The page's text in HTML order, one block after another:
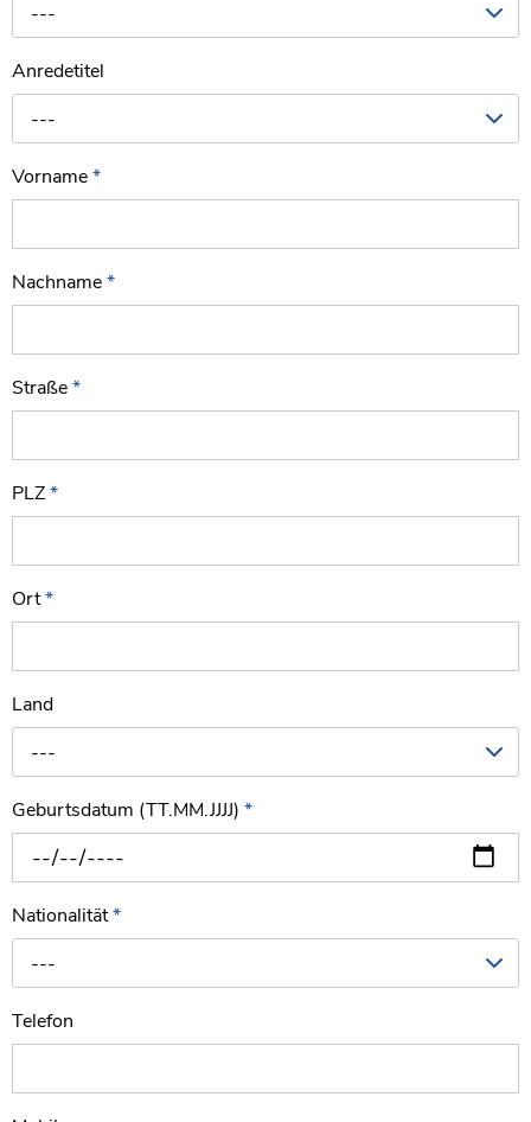
---
Anredetitel
---
Vorname*
Nachname*
Straße*
PLZ*
Ort*
Land
---
Geburtsdatum (TT.MM.JJJJ) *
Nationalität*
---
Telefon